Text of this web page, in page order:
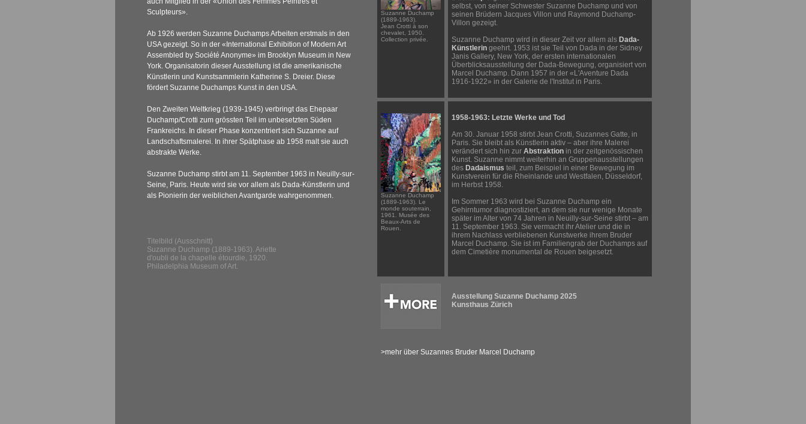
Sculpteurs».
Ab 1926 werden Suzanne Duchamps Arbeiten erstmals in den
USA gezeigt. So in der «International Exhibition of Modern Art
Assembled by Société Anonyme» im Brooklyn Museum in New
York. Organisatorin dieser Ausstellung ist die amerikanische
Künstlerin und Kunstsammlerin Katherine S. Dreier. Diese
fördert Suzanne Duchamps Kunst in den USA.
Den Zweiten Weltkrieg (1939-1945) verbringt das Ehepaar
Duchamp/Crotti zum grössten Teil im unbesetzten Süden
Frankreichs. In dieser Phase konzentriert sich Suzanne auf
Landschaftsmalerei. In ihrer Spätphase ab 1958 malt sie auch
abstrakte Werke.
Suzanne Duchamp stirbt am 11. September 1963 in Neuilly-sur-
Seine, Paris. Heute wird sie vor allem als Dada-Künstlerin und
als Pionierin der weiblichen Avantgarde wahrgenommen.
Titelbild (Ausschnitt)
Suzanne Duchamp (1889-1963). Ariette
d'oubli de la chapelle étourdie, 1920.
Philadelphia Museum of Art.
Suzanne Duchamp
(1889-1963).
Jean Crotti à son
chevalet, 1950.
Collection privée.
selbst, von seiner Schwester Suzanne Duchamp und von
seinen Brüdern Jacques Villon und Raymond Duchamp-
Villon gezeigt.
Suzanne Duchamp wird in dieser Zeit vor allem als Dada-
Künstlerin geehrt. 1953 ist sie Teil von Dada in der Sidney
Janis Gallery, New York, der ersten internationalen
Überblicksausstellung der Dada-Bewegung, organisiert von
Marcel Duchamp. Dann 1957 in der «L'Aventure Dada
1916-1922» in der Galerie de l'Institut in Paris.
Suzanne Duchamp
(1889-1963). Le
monde souterrain,
1961. Musée des
Beaux-Arts de
Rouen.
1958-1963: Letzte Werke und Tod
Am 30. Januar 1958 stirbt Jean Crotti, Suzannes Gatte, in
Paris. Sie bleibt als Künstlerin aktiv – aber ihre Malerei
verändert sich hin zur Abstraktion in der zeitgenössischen
Kunst. Suzanne nimmt weiterhin an Gruppenausstellungen
des Dadaismus teil, zum Beispiel in einer Bewegung im
Kunstverein für die Rheinlande und Westfalen, Düsseldorf,
im Herbst 1958.
Im Sommer 1963 wird bei Suzanne Duchamp ein
Gehirntumor diagnostiziert, an dem sie nur wenige Monate
später im Alter von 74 Jahren in Neuilly-sur-Seine stirbt – am
11. September 1963. Sie vermacht ihr Atelier und die in
ihrem Nachlass verbliebenen Kunstwerke ihrem Bruder
Marcel Duchamp. Sie ist im Familiengrab der Duchamps auf
dem Cimetière monumental de Rouen beigesetzt.
Ausstellung Suzanne Duchamp 2025
Kunsthaus Zürich
>mehr über Suzannes Bruder Marcel Duchamp